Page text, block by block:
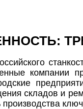
компании
складов и
производства